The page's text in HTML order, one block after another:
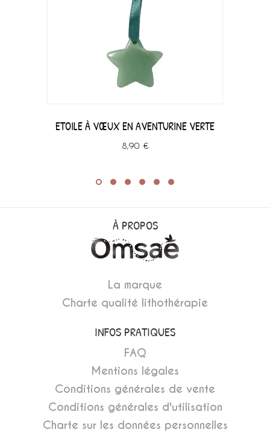
ETOILE À VŒUX EN AVENTURINE VERTE
8,90 €
À PROPOS
La marque
Charte qualité lithothérapie
INFOS PRATIQUES
FAQ
Mentions légales
Conditions générales de vente
Conditions générales d'utilisation
Charte sur les données personnelles